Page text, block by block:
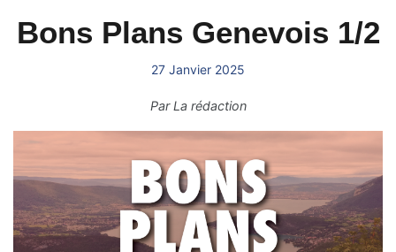
Bons Plans Genevois 1/2
27 Janvier 2025
ParLa rédaction